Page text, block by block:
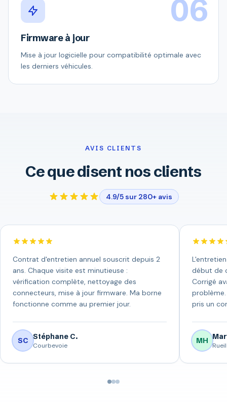
06
Firmware à jour
Mise à jour logicielle pour compatibilité optimale avec
les derniers véhicules.
AVIS CLIENTS
Ce que disent nos clients
4.9/5 sur 280+ avis
Contrat d'entretien annuel souscrit depuis 2
ans. Chaque visite est minutieuse :
vérification complète, nettoyage des
connecteurs, mise à jour firmware. Ma borne
fonctionne comme au premier jour.
SC Stéphane C.
Courbevoie
début de
Corrigé
pris un
MH